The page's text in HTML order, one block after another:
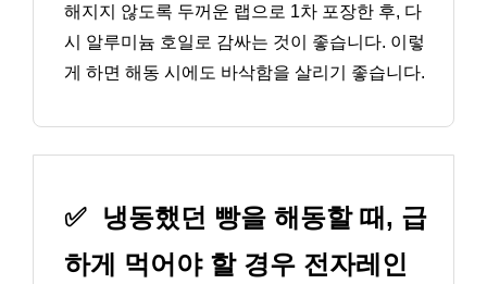
해지지 않도록 두꺼운 랩으로 1차 포장한 후, 다
시 알루미늄 호일로 감싸는 것이 좋습니다. 이렇
게 하면 해동 시에도 바삭함을 살리기 좋습니다.
✅
냉동했던 빵을 해동할 때, 급
하게 먹어야 할 경우 전자레인